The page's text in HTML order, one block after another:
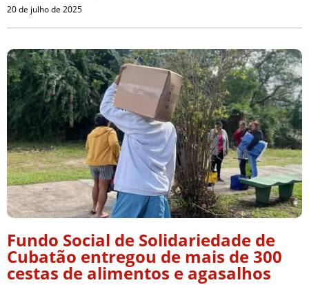
20 de julho de 2025
Fundo Social de Solidariedade de
Cubatão entregou de mais de 300
cestas de alimentos e agasalhos